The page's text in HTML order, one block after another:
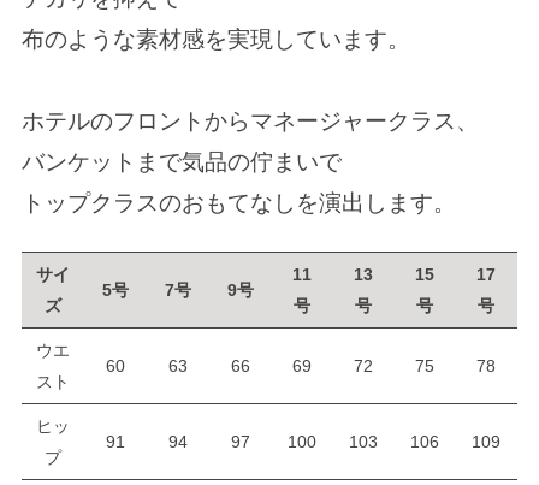
布のような素材感を実現しています。
ホテルのフロントからマネージャークラス、
バンケットまで気品の佇まいで
トップクラスのおもてなしを演出します。
サイ
ズ
5号 7号 9号
11
号
13
号
15
号
17
号
ウエ
スト
60 63 66 69 72 75 78
ヒッ
プ
91 94 97 100 103 106 109